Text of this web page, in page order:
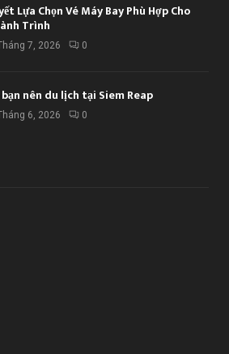
Lựa Chọn Vé Máy Bay Phù Hợp Cho
Trình
7, 2026 0
nên du lịch tại Siem Reap
6, 2026 0